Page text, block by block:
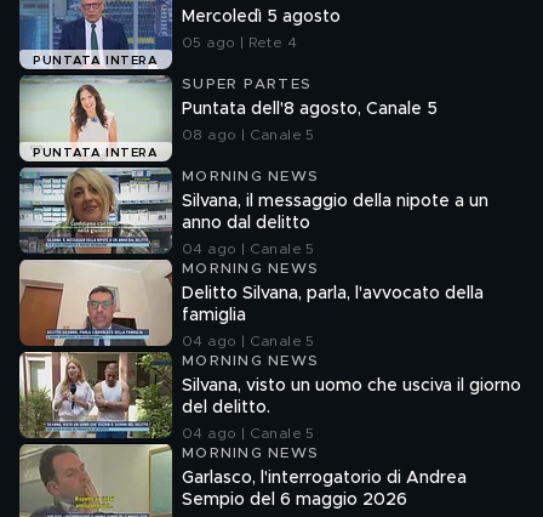
PUNTATA INTERA
Mercoledì 5 agosto
05 ago | Rete 4
PUNTATA INTERA
SUPER PARTES
Puntata dell'8 agosto, Canale 5
08 ago | Canale 5
MORNING NEWS
Silvana, il messaggio della nipote a un
anno dal delitto
04 ago | Canale 5
MORNING NEWS
Delitto Silvana, parla, l'avvocato della
famiglia
04 ago | Canale 5
MORNING NEWS
Silvana, visto un uomo che usciva il giorno
del delitto.
04 ago | Canale 5
MORNING NEWS
Garlasco, l'interrogatorio di Andrea
Sempio del 6 maggio 2026